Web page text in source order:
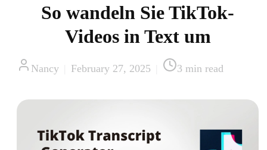
So wandeln Sie TikTok-
Videos in Text um
Nancy February 27, 2025 3 min read